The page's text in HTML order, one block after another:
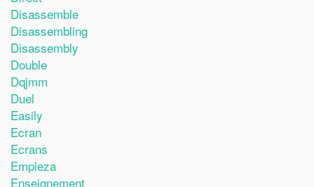
Disassemble
Disassembling
Disassembly
Double
Dqjmm
Duel
Easily
Ecran
Ecrans
Empieza
Enseignement